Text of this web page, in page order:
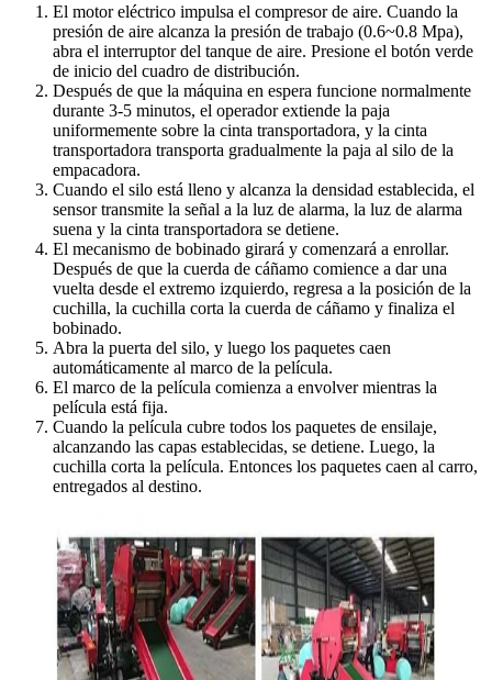
El motor eléctrico impulsa el compresor de aire. Cuando la
presión de aire alcanza la presión de trabajo (0.6~0.8 Mpa),
abra el interruptor del tanque de aire. Presione el botón verde
de inicio del cuadro de distribución.
Después de que la máquina en espera funcione normalmente
durante 3-5 minutos, el operador extiende la paja
uniformemente sobre la cinta transportadora, y la cinta
transportadora transporta gradualmente la paja al silo de la
empacadora.
Cuando el silo está lleno y alcanza la densidad establecida, el
sensor transmite la señal a la luz de alarma, la luz de alarma
suena y la cinta transportadora se detiene.
El mecanismo de bobinado girará y comenzará a enrollar.
Después de que la cuerda de cáñamo comience a dar una
vuelta desde el extremo izquierdo, regresa a la posición de la
cuchilla, la cuchilla corta la cuerda de cáñamo y finaliza el
bobinado.
Abra la puerta del silo, y luego los paquetes caen
automáticamente al marco de la película.
El marco de la película comienza a envolver mientras la
película está fija.
Cuando la película cubre todos los paquetes de ensilaje,
alcanzando las capas establecidas, se detiene. Luego, la
cuchilla corta la película. Entonces los paquetes caen al carro,
entregados al destino.